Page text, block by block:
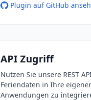
Plugin auf GitHub
API Zugriff
Nutzen Sie unsere REST
Feriendaten in Ihre
Anwendungen zu